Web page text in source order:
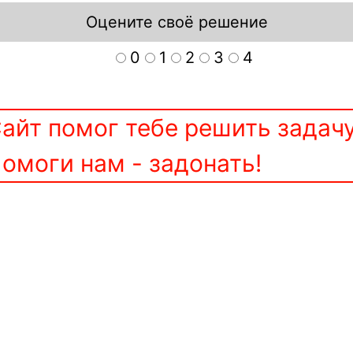
Оцените своё решение
0
1 2 3 4
помог тебе решить
нам - задонать!